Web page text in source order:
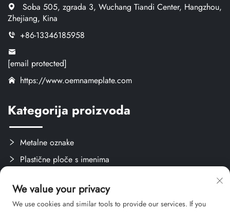
Soba 505, zgrada 3, Wuchang Tiandi Center, Hangzhou,
Zhejiang, Kina
+86-13346185958
[email protected]
https://www.oemnameplate.com
Kategorija proizvoda
Metalne oznake
Plastične ploče s imenima
Stvari za obuku
We value your privacy
We use cookies and similar tools to provide our services. If you